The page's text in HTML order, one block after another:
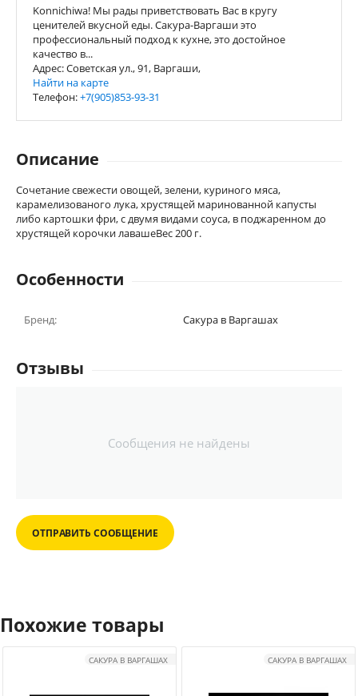
Konnichiwa! Мы рады приветствовать Вас в кругу
ценителей вкусной еды. Сакура-Варгаши это
профессиональный подход к кухне, это достойное
качество в...
Адрес: Советская ул., 91, Варгаши,
Найти на карте
Телефон:+7(905)853-93-31
Описание
Сочетание свежести овощей, зелени, куриного мяса,
карамелизованого лука, хрустящей маринованной капусты
либо картошки фри, с двумя видами соуса, в поджаренном до
хрустящей корочки лавашеВес 200 г.
Особенности
Бренд: Сакура в Варгашах
Отзывы
Сообщения не найдены
ОТПРАВИТЬ СООБЩЕНИЕ
Похожие товары
САКУРА В ВАРГАШАХ САКУРА В ВАРГАШАХ